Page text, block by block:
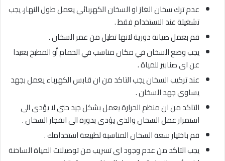
عدم ترك سخان الغاز او السخان الكهربائي يعمل طول النهار، يجب
تشغيلة عند الاستخدام فقط .
قم بعمل صيانة دورية لانها تطيل من عمر السخان .
يجب وضع السخان في مكان مناسب في الحمام أو المطبخ بعيدا
عن اى صنابير للمياة .
عند تركيب السخان يجب التاكد من ان قابس الكهرباء يعمل بجهد
يساوي جهد السخان .
التاكد من ان منظم الحرارة يعمل بشكل جيد حتى لا يؤدى الى
استمرار عمل السخان والذى يؤدى بدورة الى انفجار السخان .
قم باختيار سعة السخان المناسبة لطبيعة استخدامك .
يجب التاكد من عدم وجود اى تسريب من توصيلات المياة الساخنة